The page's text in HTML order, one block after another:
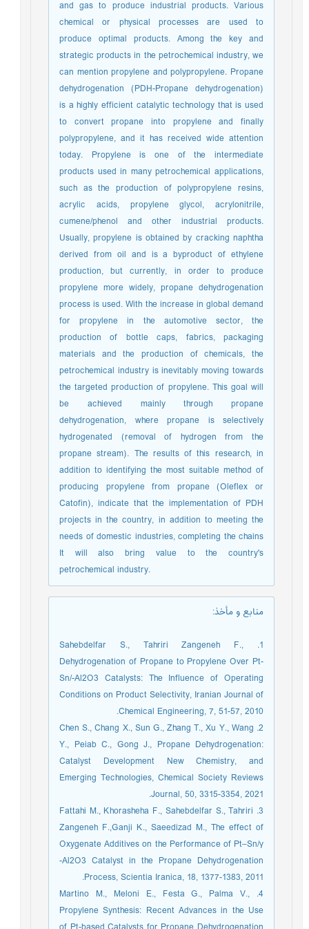
and gas to produce industrial products. Various
chemical or physical processes are used to
produce optimal products. Among the key and
strategic products in the petrochemical industry, we
can mention propylene and polypropylene. Propane
dehydrogenation (PDH-Propane dehydrogenation)
is a highly efficient catalytic technology that is used
to convert propane into propylene and finally
polypropylene, and it has received wide attention
today. Propylene is one of the intermediate
products used in many petrochemical applications,
such as the production of polypropylene resins,
acrylic acids, propylene glycol, acrylonitrile,
cumene/phenol and other industrial products.
Usually, propylene is obtained by cracking naphtha
derived from oil and is a byproduct of ethylene
production, but currently, in order to produce
propylene more widely, propane dehydrogenation
process is used. With the increase in global demand
for propylene in the automotive sector, the
production of bottle caps, fabrics, packaging
materials and the production of chemicals, the
petrochemical industry is inevitably moving towards
the targeted production of propylene. This goal will
be achieved mainly through propane
dehydrogenation, where propane is selectively
hydrogenated (removal of hydrogen from the
propane stream). The results of this research, in
addition to identifying the most suitable method of
producing propylene from propane (Oleflex or
Catofin), indicate that the implementation of PDH
projects in the country, in addition to meeting the
needs of domestic industries, completing the chains
It will also bring value to the country's
petrochemical industry.
منابع و مأخذ:
1. Sahebdelfar S., Tahriri Zangeneh F.,
Dehydrogenation of Propane to Propylene Over Pt-
Sn/-Al2O3 Catalysts: The Influence of Operating
Conditions on Product Selectivity, Iranian Journal of
Chemical Engineering, 7, 51-57, 2010.
2. Chen S., Chang X., Sun G., Zhang T., Xu Y., Wang
Y., Peiab C., Gong J., Propane Dehydrogenation:
Catalyst Development New Chemistry, and
Emerging Technologies, Chemical Society Reviews
Journal, 50, 3315-3354, 2021.
3. Fattahi M., Khorasheha F., Sahebdelfar S., Tahriri
Zangeneh F.,Ganji K., Saeedizad M., The effect of
Oxygenate Additives on the Performance of Pt–Sn/γ
-Al2O3 Catalyst in the Propane Dehydrogenation
Process, Scientia Iranica, 18, 1377-1383, 2011.
4. Martino M., Meloni E., Festa G., Palma V.,
Propylene Synthesis: Recent Advances in the Use